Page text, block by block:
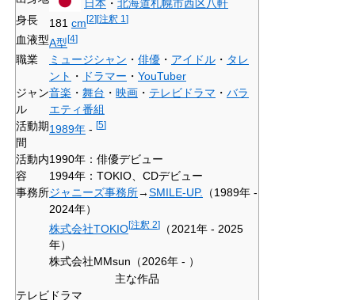
日本 ・ 北海道札幌市西区八軒
身長
181 cm[2][注釈 1 ]
血液型A型[4]
職業 ミュージシャン ・ 俳優 ・ アイドル ・ タレ
ント ・ ドラマー ・ YouTuber
ジャン
ル
音楽 ・ 舞台 ・ 映画 ・ テレビドラマ ・ バラ
エティ番組
活動期
間
1989年 - [5]
活動内
容
1990年：俳優デビュー
1994年：TOKIO、CDデビュー
事務所ジャニーズ事務所→SMILE-UP.
（1989年 -
2024年）
株式会社TOKIO[注釈 2]
（2021年 - 2025
年）
株式会社MMsun（2026年 - ）
主な作品
テレビドラマ